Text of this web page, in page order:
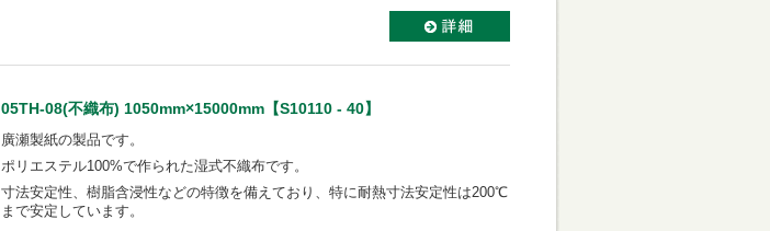
05TH-08(不織布) 1050mm×15000mm【S10110 - 40】
廣瀬製紙の製品です。
ポリエステル100%で作られた湿式不織布です。
寸法安定性、樹脂含浸性などの特徴を備えており、 特に耐熱寸法安定性は200℃
まで安定しています。